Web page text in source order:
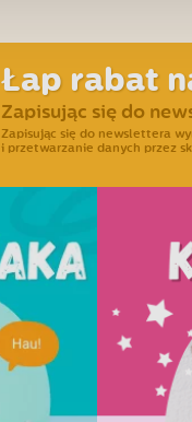
Łap rabat
Zapisując się do
Zapisując się do newslettera
i przetwarzanie danych przez